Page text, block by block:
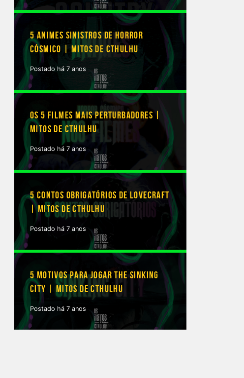
5 ANIMES SINISTROS DE HORROR
CÓSMICO | MITOS DE CTHULHU
Postado há 7 anos
OS 5 FILMES MAIS PERTURBADORES |
MITOS DE CTHULHU
Postado há 7 anos
5 CONTOS OBRIGATÓRIOS DE LOVECRAFT
| MITOS DE CTHULHU
Postado há 7 anos
5 MOTIVOS PARA JOGAR THE SINKING
CITY | MITOS DE CTHULHU
Postado há 7 anos